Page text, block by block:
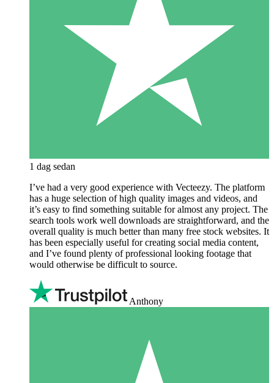
1 dag sedan
I’ve had a very good experience with Vecteezy. The platform
has a huge selection of high quality images and videos, and
it’s easy to find something suitable for almost any project. The
search tools work well downloads are straightforward, and the
overall quality is much better than many free stock websites. It
has been especially useful for creating social media content,
and I’ve found plenty of professional looking footage that
would otherwise be difficult to source.
Anthony